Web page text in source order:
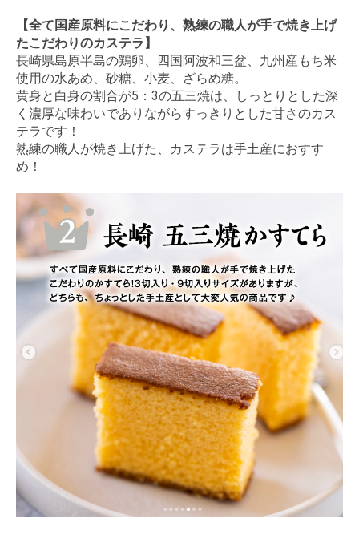
【全て国産原料にこだわり、熟練の職人が手で焼き上げ
たこだわりのカステラ】
長崎県島原半島の鶏卵、四国阿波和三盆、九州産もち米
使用の水あめ、砂糖、小麦、ざらめ糖。
黄身と白身の割合が5：3の五三焼は、しっとりとした深
く濃厚な味わいでありながらすっきりとした甘さのカス
テラです！
熟練の職人が焼き上げた、カステラは手土産におすす
め！